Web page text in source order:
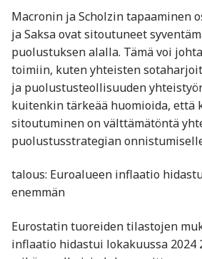
Macronin ja Scholzin tapaaminen
ja Saksa ovat sitoutuneet
puolustuksen alalla. Tämä voi
toimiin, kuten yhteisten
ja puolustusteollisuuden
kuitenkin tärkeää huomioida, että
sitoutuminen on välttämätöntä
puolustusstrategian
talous: Euroalueen inflaatio
enemmän
Eurostatin tuoreiden tilastojen
inflaatio hidastui lokakuussa 2024